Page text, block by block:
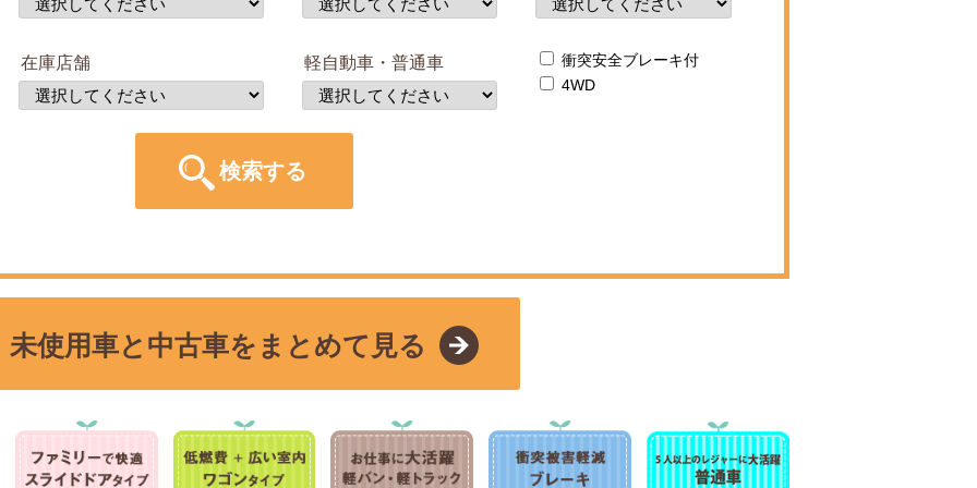
在庫店舗 軽自動車・普通車
衝突安全ブレーキ付
4WD
未使用車と中古車をまとめて見る